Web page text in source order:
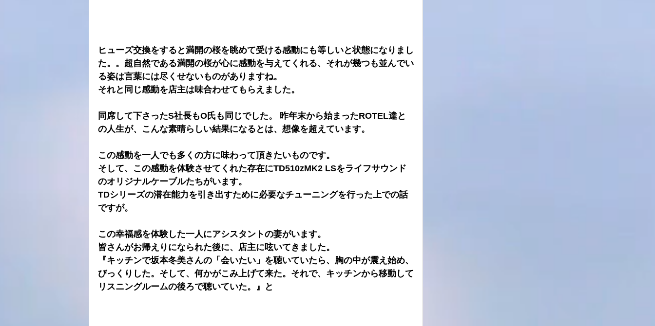
ヒューズ交換をすると満開の桜を眺めて受ける感動にも等しいと状態になりまし
た。。超自然である満開の桜が心に感動を与えてくれる、それが幾つも並んでい
る姿は言葉には尽くせないものがありますね。
それと同じ感動を店主は味合わせてもらえました。
同席して下さったS社長もO氏も同じでした。 昨年末から始まったROTEL達と
の人生が、こんな素晴らしい結果になるとは、想像を超えています。
この感動を一人でも多くの方に味わって頂きたいものです。
そして、この感動を体験させてくれた存在にTD510zMK2 LSをライフサウンド
のオリジナルケーブルたちがいます。
TDシリーズの潜在能力を引き出すために必要なチューニングを行った上での話
ですが。
この幸福感を体験した一人にアシスタントの妻がいます。
皆さんがお帰えりになられた後に、店主に呟いてきました。
『キッチンで坂本冬美さんの「会いたい」を聴いていたら、胸の中が震え始め、
びっくりした。そして、何かがこみ上げて来た。それで、キッチンから移動して
リスニングルームの後ろで聴いていた。』と